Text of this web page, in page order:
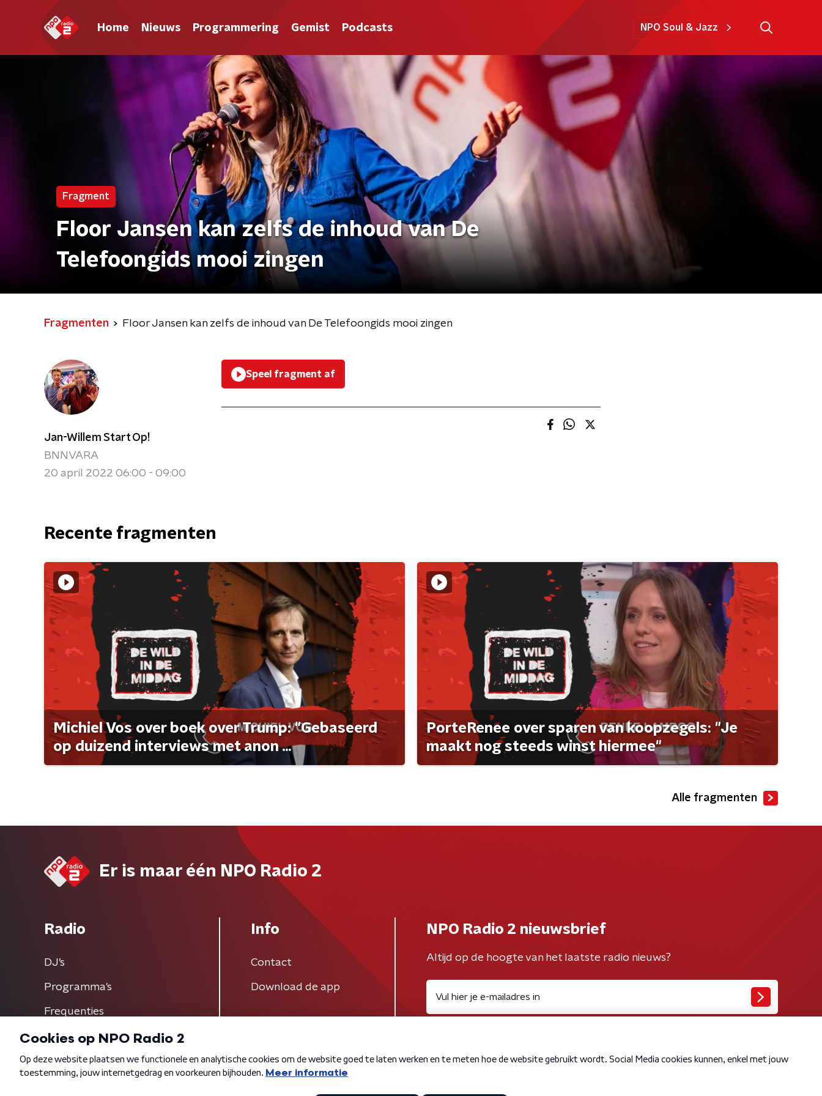
Home Nieuws Programmering Gemist Podcasts NPO Soul & Jazz
Fragment
Floor Jansen kan zelfs de inhoud van De
Telefoongids mooi zingen
Fragmenten Floor Jansen kan zelfs de inhoud van De Telefoongids mooi zingen
Jan-Willem Start Op!
BNNVARA
20 april 2022 06:00 - 09:00
Speel fragment af
Recente fragmenten
Michiel Vos over boek over Trump: "Gebaseerd
op duizend interviews met anon ...
PorteRenee over sparen van koopzegels: "Je
maakt nog steeds winst hiermee"
Alle fragmenten
Er is maar één NPO Radio 2
Radio
DJ’s
Programma's
Frequenties
Info
Contact
Download de app
NPO Radio 2 nieuwsbrief
Altijd op de hoogte van het laatste radio nieuws?
Algemene voorwaarden Privacybeleid